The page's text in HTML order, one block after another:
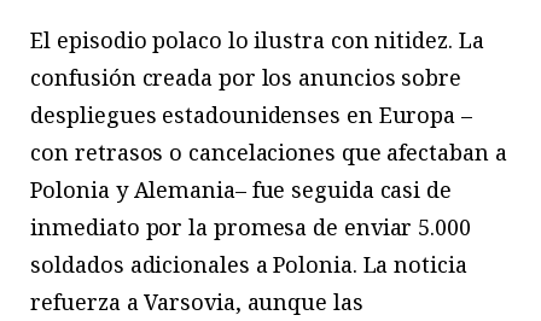
El episodio polaco lo ilustra con nitidez. La
confusión creada por los anuncios sobre
despliegues estadounidenses en Europa –
con retrasos o cancelaciones que afectaban a
Polonia y Alemania– fue seguida casi de
inmediato por la promesa de enviar 5.000
soldados adicionales a Polonia. La noticia
refuerza a Varsovia, aunque las